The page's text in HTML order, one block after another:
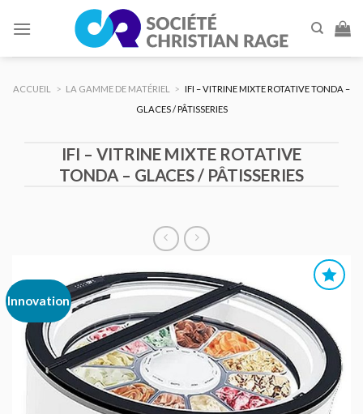
ACCUEIL > LA GAMME DE MATÉRIEL > IFI – VITRINE MIXTE ROTATIVE TONDA –
GLACES / PÂTISSERIES
IFI – VITRINE MIXTE ROTATIVE
TONDA – GLACES / PÂTISSERIES
Innovation
AJOUTER
AU DEVIS